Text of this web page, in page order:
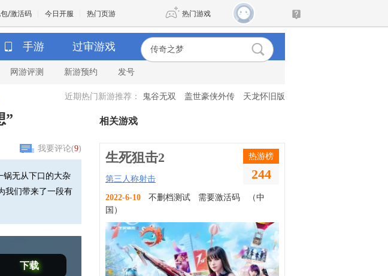
/激活码 今日开服 热门页游 热门游戏
手游 过审游戏
网游评测 新游预约 发号
近期热门新游推荐： 鬼谷无双 盖世豪侠外传 天龙怀旧版
”
我要评论(9)
锅无从下口的大杂
我们带来了一段有
下载
相关游戏
生死狙击2
第三人称射击
热游榜
244
2022-6-10 不删档测试 需要激活码
（中
国）